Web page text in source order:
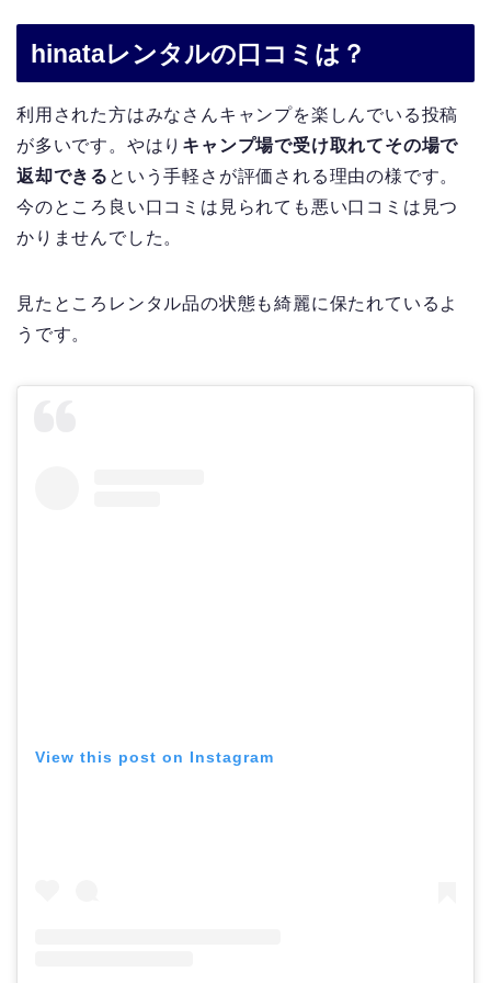
hinataレンタルの口コミは？
利用された方はみなさんキャンプを楽しんでいる投稿
が多いです。やはり キャンプ場で受け取れてその場で
返却できる という手軽さが評価される理由の様です。
今のところ良い口コミは見られても悪い口コミは見つ
かりませんでした。
見たところレンタル品の状態も綺麗に保たれているよ
うです。
View this post on Instagram